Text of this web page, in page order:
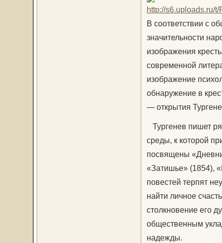
В соответствии с
значительности
изображения
современной
изображение
обнаружение в
— открытия
Тургенев пишет
среды, к которой
посвящены
«Затишье» (1854),
повестей терпят
найти личное
столкновение его
общественным
надежды.